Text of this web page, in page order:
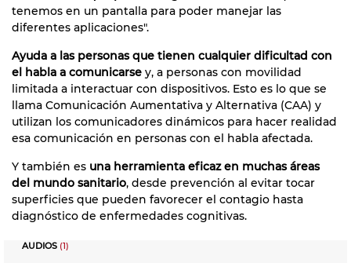
tenemos en un pantalla para poder manejar las
diferentes aplicaciones".
Ayuda a las personas que tienen cualquier dificultad con
el habla a comunicarse y, a personas con movilidad
limitada a interactuar con dispositivos. Esto es lo que se
llama Comunicación Aumentativa y Alternativa (CAA) y
utilizan los comunicadores dinámicos para hacer realidad
esa comunicación en personas con el habla afectada.
Y también es una herramienta eficaz en muchas áreas
del mundo sanitario, desde prevención al evitar tocar
superficies que pueden favorecer el contagio hasta
diagnóstico de enfermedades cognitivas.
AUDIOS (1)